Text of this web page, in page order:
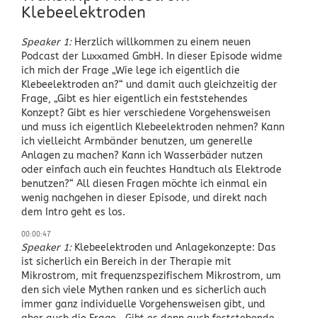
Klebeelektroden
Speaker 1: Herzlich willkommen zu einem neuen
Podcast der Luxxamed GmbH. In dieser Episode widme
ich mich der Frage „Wie lege ich eigentlich die
Klebeelektroden an?“ und damit auch gleichzeitig der
Frage, „Gibt es hier eigentlich ein feststehendes
Konzept? Gibt es hier verschiedene Vorgehensweisen
und muss ich eigentlich Klebeelektroden nehmen? Kann
ich vielleicht Armbänder benutzen, um generelle
Anlagen zu machen? Kann ich Wasserbäder nutzen
oder einfach auch ein feuchtes Handtuch als Elektrode
benutzen?“ All diesen Fragen möchte ich einmal ein
wenig nachgehen in dieser Episode, und direkt nach
dem Intro geht es los.
00:00:47
Speaker 1: Klebeelektroden und Anlagekonzepte: Das
ist sicherlich ein Bereich in der Therapie mit
Mikrostrom, mit frequenzspezifischem Mikrostrom, um
den sich viele Mythen ranken und es sicherlich auch
immer ganz individuelle Vorgehensweisen gibt, und